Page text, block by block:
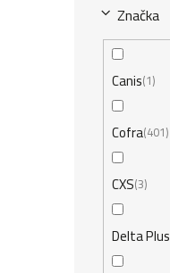
Značka
Canis 1
Cofra 401
CXS 3
Delta Plus